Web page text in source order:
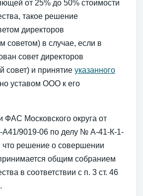
от 25% до 50% стоимости
такое решение
директоров
советом) в случае, если в
совет директоров
совет) и принятие указанного
уставом ООО к его
ФАС Московского округа от
9019-06 по делу № А-41-К-1-
что решение о совершении
общим собранием
в соответствии с п. 3 ст. 46